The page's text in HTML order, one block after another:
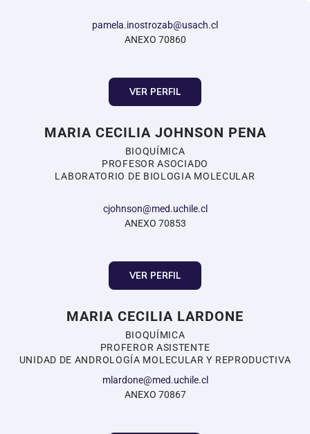
pamela.inostrozab@usach.cl
ANEXO 70860
VER PERFIL
MARIA CECILIA JOHNSON PENA
BIOQUÍMICA
PROFESOR ASOCIADO
LABORATORIO DE BIOLOGIA MOLECULAR
cjohnson@med.uchile.cl
ANEXO 70853
VER PERFIL
MARIA CECILIA LARDONE
BIOQUÍMICA
PROFEROR ASISTENTE
UNIDAD DE ANDROLOGÍA MOLECULAR Y REPRODUCTIVA
mlardone@med.uchile.cl
ANEXO 70867